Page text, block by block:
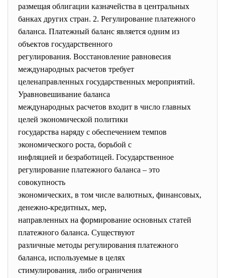
размещая облигации казначейства в центральных
банках других стран. 2. Регулирование платежного
баланса. Платежный баланс является одним из
объектов государственного
регулирования. Восстановление равновесия
международных расчетов требует
целенаправленных государственных мероприятий.
Уравновешивание баланса
международных расчетов входит в число главных
целей экономической политики
государства наряду с обеспечением темпов
экономического роста, борьбой с
инфляцией и безработицей. Государственное
регулирование платежного баланса – это
совокупность
экономических, в том числе валютных, финансовых,
денежно-кредитных, мер,
направленных на формирование основных статей
платежного баланса. Существуют
различные методы регулирования платежного
баланса, используемые в целях
стимулирования, либо ограничения